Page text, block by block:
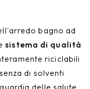
bagno ad
sistema di qualità
riciclabili
di solventi
delle salute